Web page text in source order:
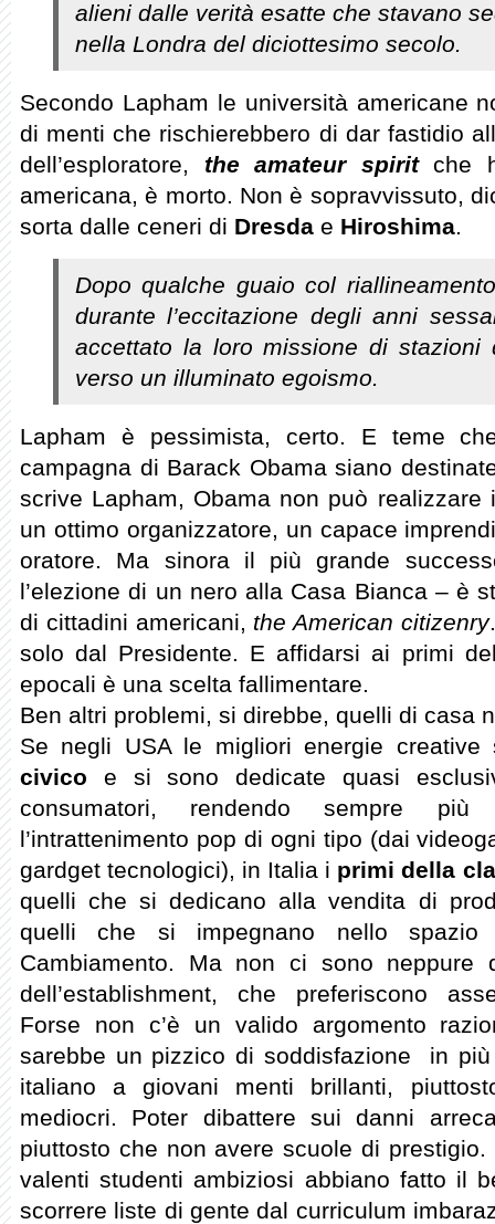
alieni dalle verità esatte che stavano
nella Londra del diciottesimo secolo.
Secondo Lapham le università americane
di menti che rischierebbero di dar fastidio
dell’esploratore, the amateur spiritche
americana, è morto. Non è sopravvissuto,
sorta dalle ceneri di Dresda e Hiroshima.
Dopo qualche guaio col
durante l’eccitazione degli anni
accettato la loro missione di stazioni
verso un illuminato egoismo.
Lapham è pessimista, certo. E teme
campagna di Barack Obama siano
scrive Lapham, Obama non può realizzare
un ottimo organizzatore, un capace
oratore. Ma sinora il più grande
l’elezione di un nero alla Casa Bianca – è
di cittadini americani, the American citizenry
solo dal Presidente. E affidarsi ai primi
epocali è una scelta fallimentare.
Ben altri problemi, si direbbe, quelli di casa
Se negli USA le migliori energie
civico e si sono dedicate quasi
consumatori, rendendo sempre
l’intrattenimento pop di ogni tipo (dai
gardget tecnologici), in Italia i primi della
quelli che si dedicano alla vendita di
quelli che si impegnano nello spazio
Cambiamento. Ma non ci sono neppure
dell’establishment, che preferiscono
Forse non c’è un valido argomento
sarebbe un pizzico di soddisfazione in
italiano a giovani menti brillanti,
mediocri. Poter dibattere sui danni
piuttosto che non avere scuole di
valenti studenti ambiziosi abbiano fatto il
scorrere liste di gente dal curriculum